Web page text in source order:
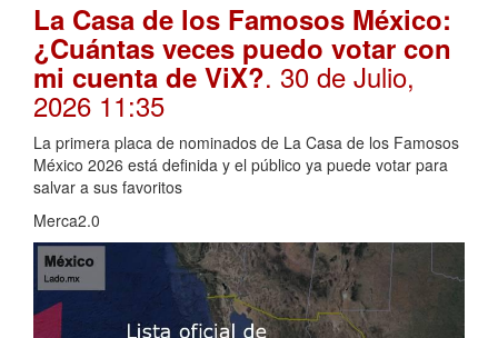
La Casa de los Famosos México:
¿Cuántas veces puedo votar con
mi cuenta de ViX?. 30 de Julio,
2026 11:35
La primera placa de nominados de La Casa de los Famosos
México 2026 está definida y el público ya puede votar para
salvar a sus favoritos
Merca2.0